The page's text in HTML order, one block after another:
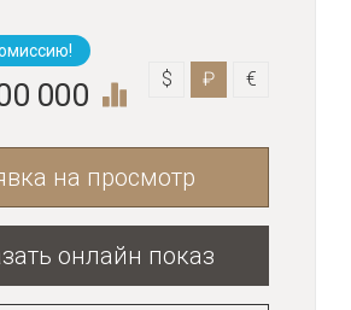
000 $ ₽ €
на просмотр
онлайн показ